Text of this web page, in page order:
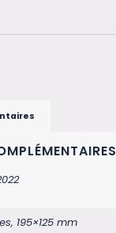
195×125 mm